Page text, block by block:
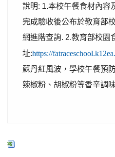
說明: 1.本校午餐食材內容
完成驗收後公布於教育部
網進階查詢. 2.教育部校園
址:https://
蘇丹紅風波，學校午餐預
辣椒粉、胡椒粉等香辛調